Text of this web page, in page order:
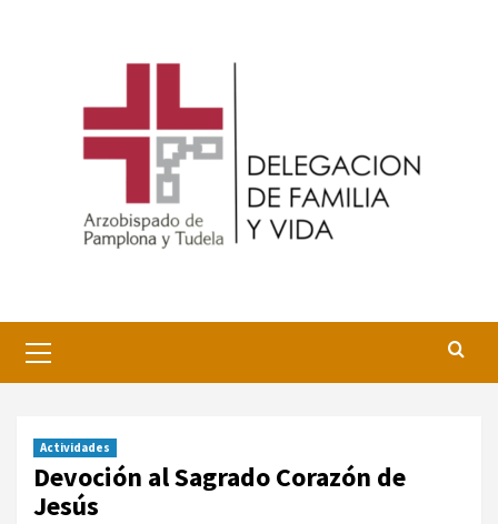
primario
Actividades
Devoción al Sagrado Corazón de
Jesús